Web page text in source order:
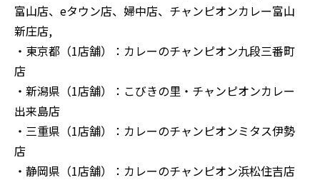
富山店、eタウン店、婦中店、チャンピオンカレー富山
新庄店,
・東京都（1店舗）：カレーのチャンピオン九段三番町
店
・新潟県（1店舗）：こびきの里・チャンピオンカレー
出来島店
・三重県（1店舗）：カレーのチャンピオンミタス伊勢
店
・静岡県（1店舗）：カレーのチャンピオン浜松住吉店